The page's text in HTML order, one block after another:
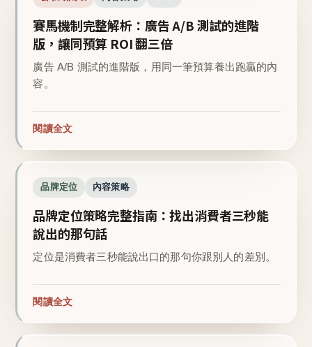
賽馬機制完整解析：廣告 A/B 測試的進階
版，讓同預算 ROI 翻三倍
廣告 A/B 測試的進階版，用同一筆預算養出跑贏的內
容。
閱讀全文
品牌定位 內容策略
品牌定位策略完整指南：找出消費者三秒能
說出的那句話
定位是消費者三秒能說出口的那句你跟別人的差別。
閱讀全文